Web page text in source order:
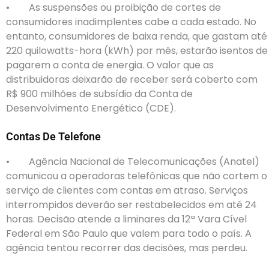
• As suspensões ou proibição de cortes de
consumidores inadimplentes cabe a cada estado. No
entanto, consumidores de baixa renda, que gastam até
220 quilowatts-hora (kWh) por mês, estarão isentos de
pagarem a conta de energia. O valor que as
distribuidoras deixarão de receber será coberto com
R$ 900 milhões de subsídio da Conta de
Desenvolvimento Energético (CDE).
Contas De Telefone
• Agência Nacional de Telecomunicações (Anatel)
comunicou a operadoras telefônicas que não cortem o
serviço de clientes com contas em atraso. Serviços
interrompidos deverão ser restabelecidos em até 24
horas. Decisão atende a liminares da 12ª Vara Cível
Federal em São Paulo que valem para todo o país. A
agência tentou recorrer das decisões, mas perdeu.